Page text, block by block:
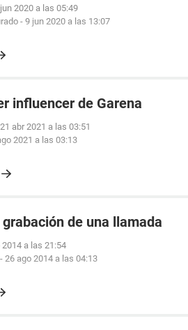
2020 a las 05:49
- 9 jun 2020 a las 13:07
influencer de Garena
21 abr 2021 a las 03:51
2021 a las 03:13
de una llamada
2014 a las 21:54
- 26 ago 2014 a las 04:13